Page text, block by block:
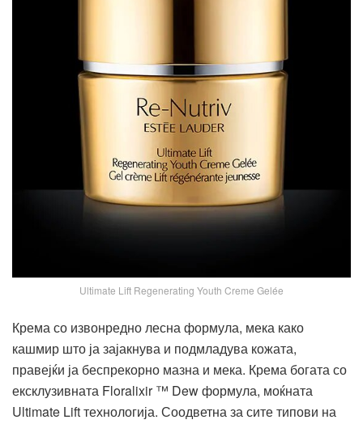
Ultimate Lift Regenerating Youth Creme Gelée
Крема со извонредно лесна формула, мека како
кашмир што ја зајакнува и подмладува кожата,
правејќи ја беспрекорно мазна и мека. Крема богата со
ексклузивната Floralixir ™ Dew формула, моќната
Ultimate Lift технологија. Соодветна за сите типови на